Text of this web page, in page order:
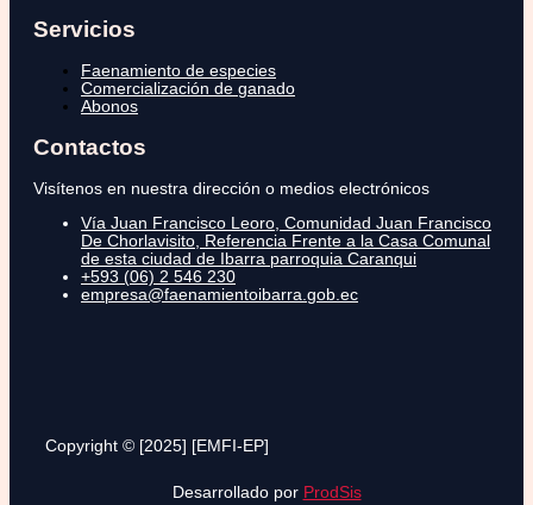
Servicios
Faenamiento de especies
Comercialización de ganado
Abonos
Contactos
Visítenos en nuestra dirección o medios electrónicos
Vía Juan Francisco Leoro, Comunidad Juan Francisco
De Chorlavisito, Referencia Frente a la Casa Comunal
de esta ciudad de Ibarra parroquia Caranqui
+593 (06) 2 546 230
empresa@faenamientoibarra.gob.ec
Copyright © [2025] [EMFI-EP]
Desarrollado por ProdSis